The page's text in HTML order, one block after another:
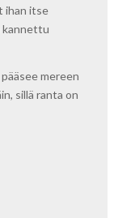
ihan itse
kannettu
mereen
sillä ranta on